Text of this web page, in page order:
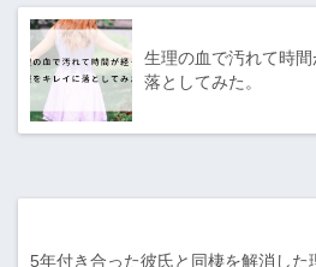
生理の血で汚れて時
落としてみた。
5年付き合った彼氏と同棲を解消した